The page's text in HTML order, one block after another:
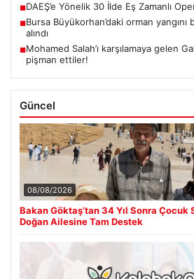
■DAEŞ’e Yönelik 30 İlde Eş Zamanlı
■Bursa Büyükorhan’daki orman yangını
alındı
■Mohamed Salah’ı karşılamaya gelen
pişman ettiler!
Güncel
08/08/2026
Bakan Göktaş’tan 34 Yıl Sonra Çocuk
Doğan Ailesine Tam Destek